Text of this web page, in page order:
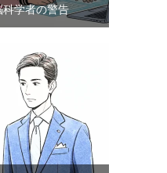
科学者の警告